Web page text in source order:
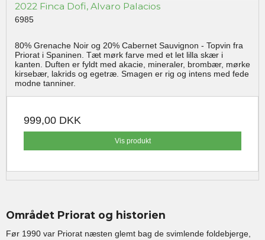
2022 Finca Dofi, Alvaro Palacios
6985
80% Grenache Noir og 20% Cabernet Sauvignon - Topvin fra
Priorat i Spaninen. Tæt mørk farve med et let lilla skær i
kanten. Duften er fyldt med akacie, mineraler, brombær, mørke
kirsebær, lakrids og egetræ. Smagen er rig og intens med fede
modne tanniner.
999,00 DKK
Vis produkt
Området Priorat og historien
Før 1990 var Priorat næsten glemt bag de svimlende foldebjerge,